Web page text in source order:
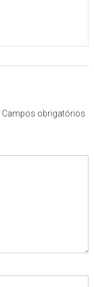
Campos obrigatórios